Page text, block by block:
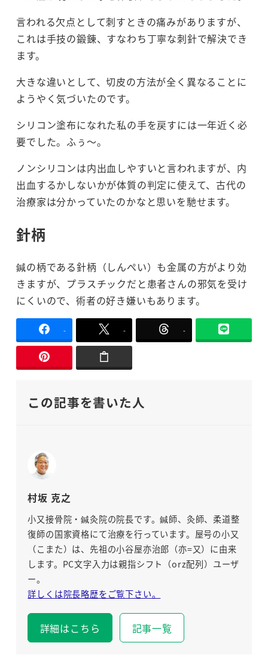
言われる欠点として刺すときの痛みがありますが、
これは手技の鍛錬、すなわち丁寧な刺針で解決でき
ます。
大きな違いとして、切皮の方法が全く異なることに
ようやく気づいたのです。
シリコン塗布になれた私の手を戻すには一年近く必
要でした。ふぅ～。
ノンシリコンは内出血しやすいと言われますが、内
出血するかしないかが体質の判定に使えて、古代の
治療家は分かっていたのかなと思いを馳せます。
針柄
鍼の柄である針柄（しんぺい）も金属の方がより効
きますが、プラスチックだと患者さんの邪気を受け
にくいので、術者の好き嫌いもあります。
- - -
この記事を書いた人
村坂 克之
小又接骨院・鍼灸院の院長です。鍼師、灸師、柔道整
復師の国家資格にて治療を行っています。屋号の小又
（こまた）は、先祖の小谷屋亦治郎（亦=又）に由来
します。PC文字入力は親指シフト（orz配列）ユーザ
ー。
詳しくは院長略歴をご覧下さい。
詳細はこちら 記事一覧